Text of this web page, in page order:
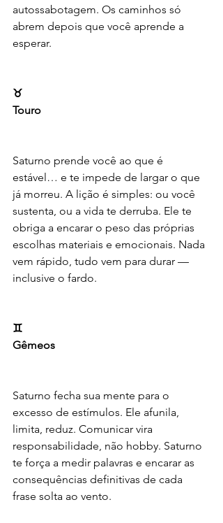
autossabotagem. Os caminhos só
abrem depois que você aprende a
esperar.
♉️
Touro
Saturno prende você ao que é
estável… e te impede de largar o que
já morreu. A lição é simples: ou você
sustenta, ou a vida te derruba. Ele te
obriga a encarar o peso das próprias
escolhas materiais e emocionais. Nada
vem rápido, tudo vem para durar —
inclusive o fardo.
♊️
Gêmeos
Saturno fecha sua mente para o
excesso de estímulos. Ele afunila,
limita, reduz. Comunicar vira
responsabilidade, não hobby. Saturno
te força a medir palavras e encarar as
consequências definitivas de cada
frase solta ao vento.